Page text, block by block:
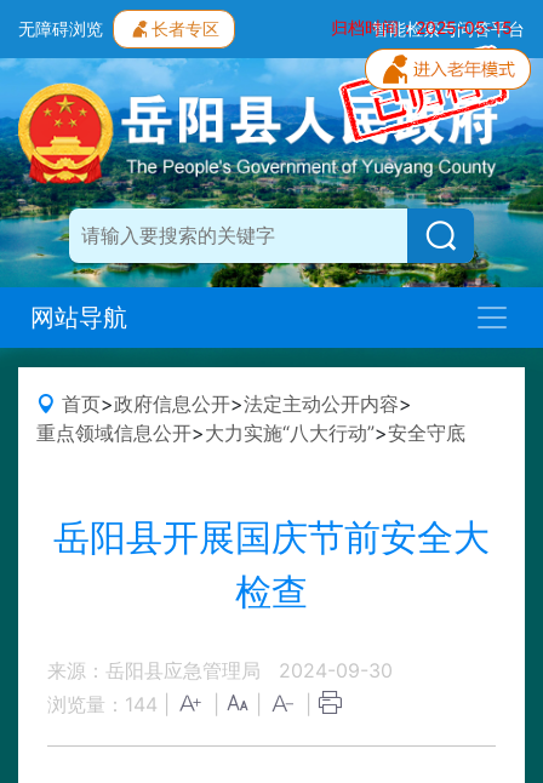
归档时间：2025-05-15
无障碍浏览 长者专区 智能检索与问答平台
网站导航
首页>政府信息公开>法定主动公开内容>
重点领域信息公开>大力实施“八大行动”>安全守底
岳阳县开展国庆节前安全大
检查
来源：岳阳县应急管理局
2024-09-30
浏览量： 144